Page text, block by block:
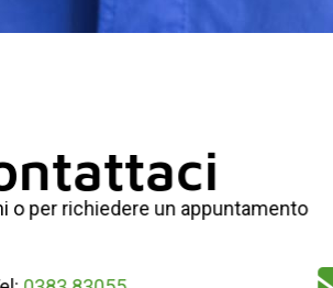
o per richiedere un appuntamento